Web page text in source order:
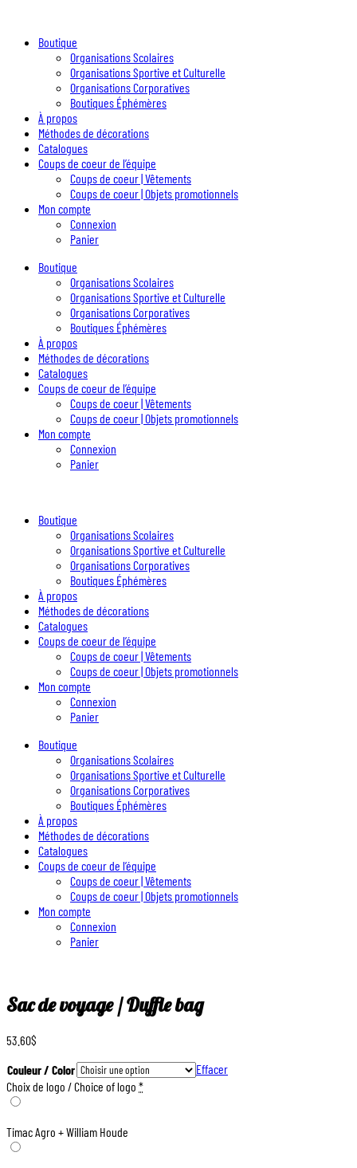
Boutique
Organisations Scolaires
Organisations Sportive et Culturelle
Organisations Corporatives
Boutiques Éphémères
À propos
Méthodes de décorations
Catalogues
Coups de coeur de l’équipe
Coups de coeur | Vêtements
Coups de coeur | Objets promotionnels
Mon compte
Connexion
Panier
Boutique
Organisations Scolaires
Organisations Sportive et Culturelle
Organisations Corporatives
Boutiques Éphémères
À propos
Méthodes de décorations
Catalogues
Coups de coeur de l’équipe
Coups de coeur | Vêtements
Coups de coeur | Objets promotionnels
Mon compte
Connexion
Panier
Boutique
Organisations Scolaires
Organisations Sportive et Culturelle
Organisations Corporatives
Boutiques Éphémères
À propos
Méthodes de décorations
Catalogues
Coups de coeur de l’équipe
Coups de coeur | Vêtements
Coups de coeur | Objets promotionnels
Mon compte
Connexion
Panier
Boutique
Organisations Scolaires
Organisations Sportive et Culturelle
Organisations Corporatives
Boutiques Éphémères
À propos
Méthodes de décorations
Catalogues
Coups de coeur de l’équipe
Coups de coeur | Vêtements
Coups de coeur | Objets promotionnels
Mon compte
Connexion
Panier
Sac de voyage / Duffle bag
53.60$
Couleur / Color
Effacer
Choix de logo / Choice of logo *
Timac Agro + William Houde